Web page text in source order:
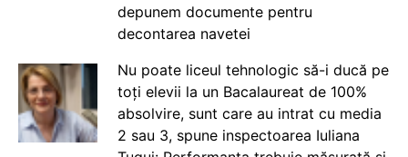
depunem documente pentru
decontarea navetei
Nu poate liceul tehnologic să-i ducă pe
toți elevii la un Bacalaureat de 100%
absolvire, sunt care au intrat cu media
2 sau 3, spune inspectoarea Iuliana